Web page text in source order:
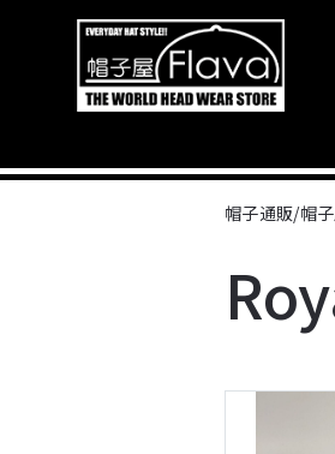
帽子通販/帽